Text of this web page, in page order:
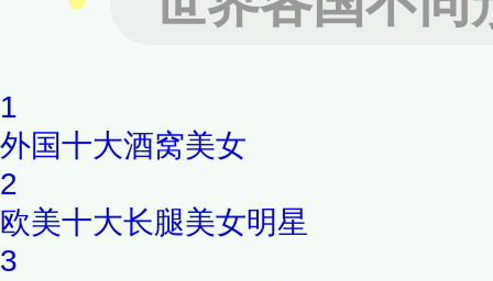
1
外国十大酒窝美女
2
欧美十大长腿美女明星
3